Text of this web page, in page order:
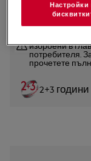
Инструкциите
изброени в
потребителя.
прочетете
2+3
Настройки